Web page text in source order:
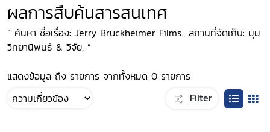
ผลการสืบค้นสารสนเทศ
“ ค้นหา ชื่อเรื่อง: Jerry Bruckheimer Films., สถานที่จัดเก็บ: มุม
วิทยานิพนธ์ & วิจัย, ”
แสดงข้อมูล ถึง รายการ จากทั้งหมด 0 รายการ
Filter